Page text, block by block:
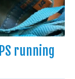
running